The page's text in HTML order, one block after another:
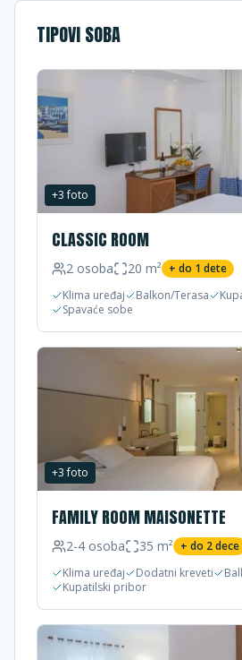
TIPOVI SOBA
+3foto
CLASSIC ROOM
2 osoba 20 m² + do 1 dete
Klima uređaj
Balkon/Terasa
Spavaće sobe
+3foto
FAMILY ROOM MAISONETTE
2-4 osoba 35 m² + do 2dece
Klima uređaj
Dodatni kreveti
Kupatilski pribor